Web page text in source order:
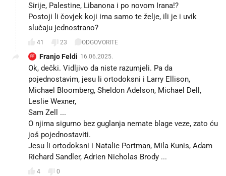
Sirije, Palestine, Libanona i po novom Irana!?
Postoji li čovjek koji ima samo te želje, ili je i uvik
slučaju jednostrano?
41 23 ODGOVORITE
FF Franjo Feldi 16.06.2025.
Ok, dečki. Vidljivo da niste razumjeli. Pa da
pojednostavim, jesu li ortodoksni i Larry Ellison,
Michael Bloomberg, Sheldon Adelson, Michael Dell,
Leslie Wexner,
Sam Zell ...
O njima sigurno bez guglanja nemate blage veze, zato ću
još pojednostaviti.
Jesu li ortodoksni i Natalie Portman, Mila Kunis, Adam
Richard Sandler, Adrien Nicholas Brody ...
4 0